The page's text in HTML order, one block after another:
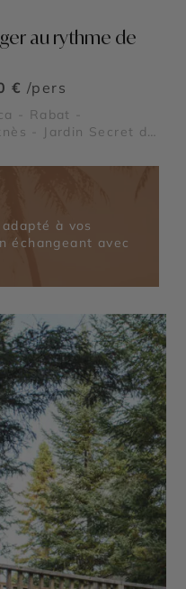
au rythme de
€ /pers
- Rabat -
- Jardin Secret de
à vos
échangeant avec